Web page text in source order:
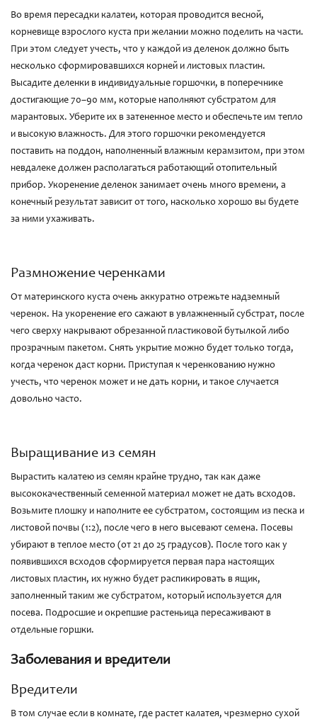
Во время пересадки калатеи, которая проводится весной,
корневище взрослого куста при желании можно поделить на части.
При этом следует учесть, что у каждой из деленок должно быть
несколько сформировавшихся корней и листовых пластин.
Высадите деленки в индивидуальные горшочки, в поперечнике
достигающие 70–90 мм, которые наполняют субстратом для
марантовых. Уберите их в затененное место и обеспечьте им тепло
и высокую влажность. Для этого горшочки рекомендуется
поставить на поддон, наполненный влажным керамзитом, при этом
невдалеке должен располагаться работающий отопительный
прибор. Укоренение деленок занимает очень много времени, а
конечный результат зависит от того, насколько хорошо вы будете
за ними ухаживать.
Размножение черенками
От материнского куста очень аккуратно отрежьте надземный
черенок. На укоренение его сажают в увлажненный субстрат, после
чего сверху накрывают обрезанной пластиковой бутылкой либо
прозрачным пакетом. Снять укрытие можно будет только тогда,
когда черенок даст корни. Приступая к черенкованию нужно
учесть, что черенок может и не дать корни, и такое случается
довольно часто.
Выращивание из семян
Вырастить калатею из семян крайне трудно, так как даже
высококачественный семенной материал может не дать всходов.
Возьмите плошку и наполните ее субстратом, состоящим из песка и
листовой почвы (1:2), после чего в него высевают семена. Посевы
убирают в теплое место (от 21 до 25 градусов). После того как у
появившихся всходов сформируется первая пара настоящих
листовых пластин, их нужно будет распикировать в ящик,
заполненный таким же субстратом, который используется для
посева. Подросшие и окрепшие растеньица пересаживают в
отдельные горшки.
Заболевания и вредители
Вредители
В том случае если в комнате, где растет калатея, чрезмерно сухой